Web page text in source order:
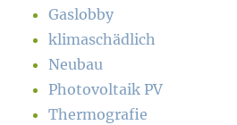
Gaslobby
klimaschädlich
Neubau
Photovoltaik PV
Thermografie